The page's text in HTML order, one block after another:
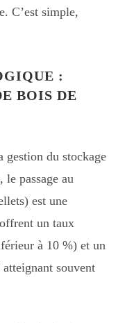
C’est simple,
:
BOIS DE
gestion du stockage
le passage au
est une
un taux
à 10 %) et un
souvent